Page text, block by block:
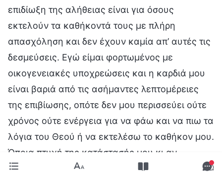
επιδίωξη της αλήθειας είναι για όσους
εκτελούν τα καθήκοντά τους με πλήρη
απασχόληση και δεν έχουν καμία απ’ αυτές τις
δεσμεύσεις. Εγώ είμαι φορτωμένος με
οικογενειακές υποχρεώσεις και η καρδιά μου
είναι βαριά από τις ασήμαντες λεπτομέρειες
της επιβίωσης, οπότε δεν μου περισσεύει ούτε
χρόνος ούτε ενέργεια για να φάω και να πιω τα
λόγια του Θεού ή να εκτελέσω το καθήκον μου.
Όποια πτυχή της κατάστασής μου κι αν
εξετάσεις, δεν υπάρχει τρόπος να επιδιώξω την